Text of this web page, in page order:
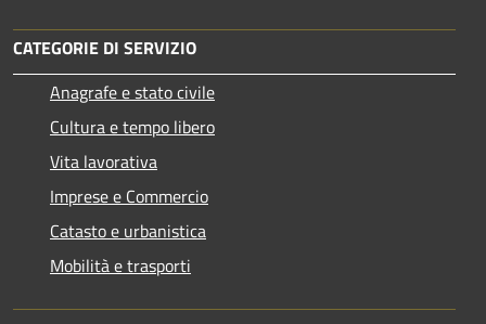
CATEGORIE DI SERVIZIO
Anagrafe e stato civile
Cultura e tempo libero
Vita lavorativa
Imprese e Commercio
Catasto e urbanistica
Mobilità e trasporti